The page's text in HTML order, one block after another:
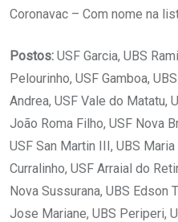
Coronavac – Com nome na
Postos: USF Garcia, UBS
Pelourinho, USF Gamboa,
Andrea, USF Vale do Matatu,
João Roma Filho, USF Nova
USF San Martin III, UBS
Curralinho, USF Arraial do
Nova Sussurana, UBS Edson
Jose Mariane, UBS Periperi,